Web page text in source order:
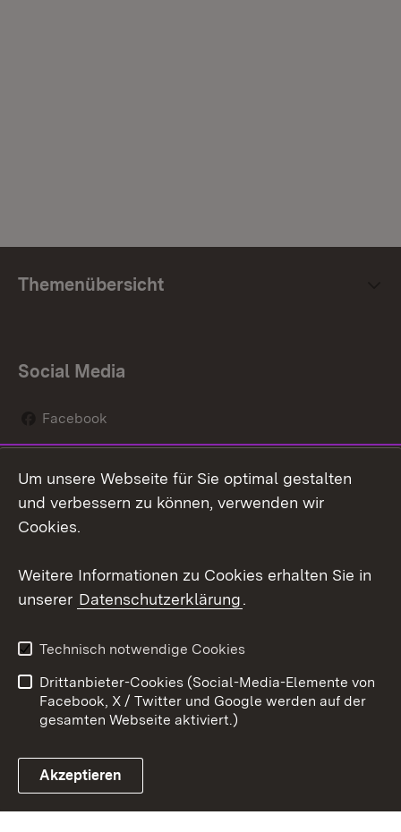
Themenübersicht
Social Media
Facebook
Social Wall
Youtube
Link zum Landesportal
Kontakt
Datenschutz
Barrierefreiheit
Impressum Cookies
Um unsere Webseite für Sie optimal gestalten
und verbessern zu können, verwenden wir
Cookies.
Weitere Informationen zu Cookies erhalten Sie in
unserer Datenschutzerklärung.
Technisch notwendige Cookies
Drittanbieter-Cookies (Social-Media-Elemente von
Facebook, X / Twitter und Google werden auf der
gesamten Webseite aktiviert.)
Akzeptieren